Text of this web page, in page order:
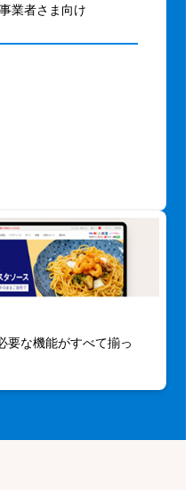
業者さま向け
要な機能がすべて揃っ